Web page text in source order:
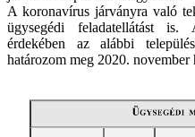
A koronavírus járványra való
ügysegédi feladatellátást is.
érdekében az alábbi
határozom meg 2020. november